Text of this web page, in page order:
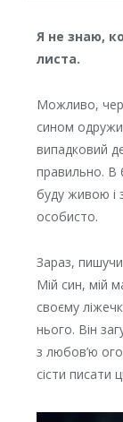
Я не знаю,
листа.
Можливо,
сином
випадковий
правильно. В
буду живою і
особисто.
Зараз,
Мій син, мій
своєму
нього. Він
з любов’ю
сісти писати